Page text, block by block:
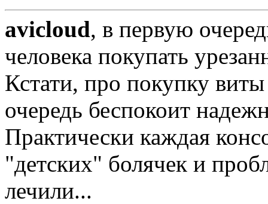
avicloud, в первую
человека покупать
Кстати, про покупку
очередь беспокоит
Практически каждая
"детских" болячек и
лечили...